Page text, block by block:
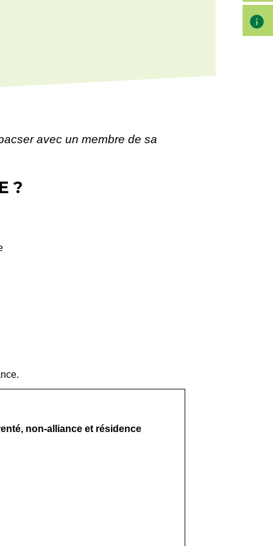
avec un membre de sa
?
non-alliance et résidence
info